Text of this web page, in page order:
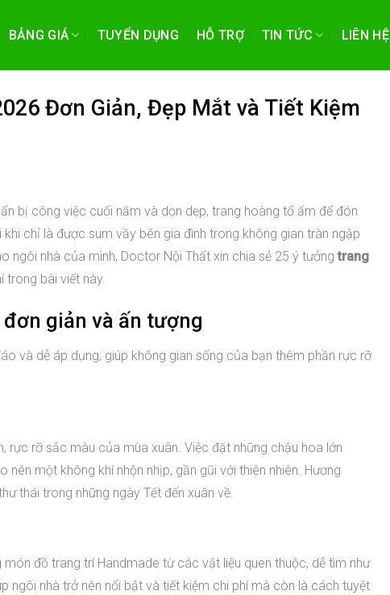
BẢNG GIÁ TUYỂN DỤNG HỖ TRỢ TIN TỨC LIÊN HỆ
Đơn Giản, Đẹp Mắt và Tiết Kiệm
bị công việc cuối năm và dọn dẹp, trang hoàng tổ ấm để đón
chỉ là được sum vầy bên gia đình trong không gian tràn ngập
ngôi nhà của mình, Doctor Nội Thất xin chia sẻ 25 ý tưởngtrang
trong bài viết này.
giản và ấn tượng
và dễ áp dụng, giúp không gian sống của bạn thêm phần rực rỡ
rực rỡ sắc màu của mùa xuân. Việc đặt những chậu hoa lớn
một không khí nhộn nhịp, gần gũi với thiên nhiên. Hương
thái trong những ngày Tết đến xuân về.
đồ trang trí Handmade từ các vật liệu quen thuộc, dễ tìm như
nhà trở nên nổi bật và tiết kiệm chi phí mà còn là cách tuyệt